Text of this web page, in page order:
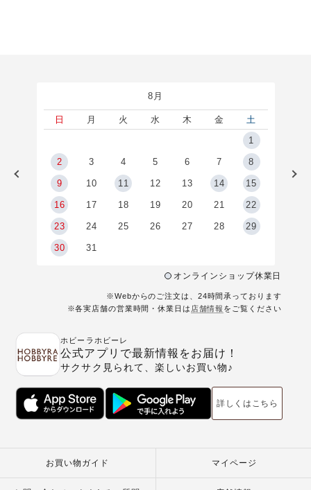
8月
日 月 火 水 木 金
土
1
2 3 4 5 6 7 8
9 10 11 12 13 14 15
16 17 18 19 20 21 22
23 24 25 26 27 28 29
30 31
オンラインショップ休業日
※Webからのご注文は、24時間承っております
※各実店舗の営業時間・休業日は 店舗情報 をご覧ください
ホビーラホビーレ
公式アプリで最新情報をお届け！
サクサク見られて、楽しいお買い物♪
詳しくはこちら
お買い物ガイド マイページ